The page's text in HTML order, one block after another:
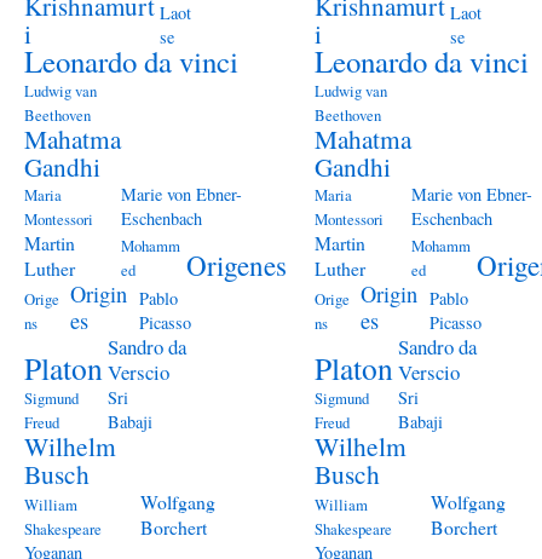
i
Laot
se
Leonardo da vinci
Ludwig van
Beethoven
Mahatma
Gandhi
Maria
Montessori
Marie von Ebner-
Eschenbach
Martin
Luther
Mohamm
ed
Origenes
Orige
ns
Origin
es
Pablo
Picasso
Platon
Sandro da
Verscio
Sigmund
Freud
Sri
Babaji
Wilhelm
Busch
William
Shakespeare
Wolfgang
Borchert
Yoganan
i
Laot
se
Leonardo da vinci
Ludwig van
Beethoven
Mahatma
Gandhi
Maria
Montessori
Marie von Ebner-
Eschenbach
Martin
Luther
Mohamm
ed
Orige
ns
Origin
es
Pablo
Picasso
Platon
Sandro da
Verscio
Sigmund
Freud
Sri
Babaji
Wilhelm
Busch
William
Shakespeare
Wolfgang
Borchert
Yoganan